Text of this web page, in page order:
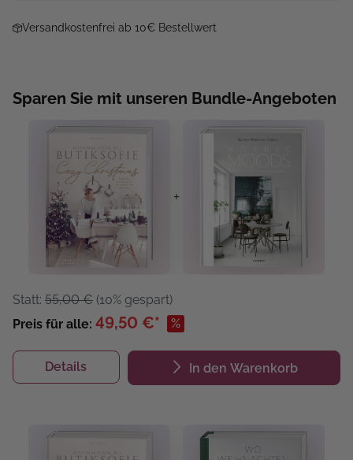
Versandkostenfrei ab 10€ Bestellwert
Sparen Sie mit unseren Bundle-Angeboten
+
Statt: 55,00 € (10% gespart)
Preis für alle: 49,50 €* %
Details In den Warenkorb